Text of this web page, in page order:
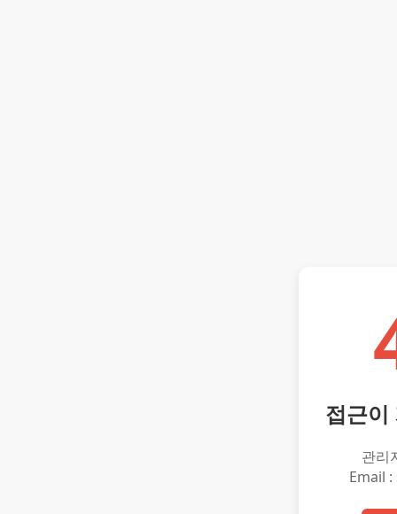
접근이
관리
Email